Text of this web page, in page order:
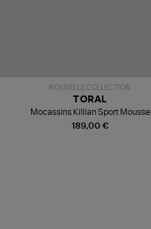
NOUVELLE COLLECTION
189,00 €
TORAL
Mocassins Killian Sport Mousse